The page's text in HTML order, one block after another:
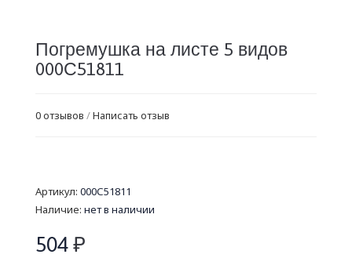
Погремушка на листе 5 видов
000С51811
0 отзывов /Написать отзыв
Артикул: 000С51811
Наличие: нет в наличии
504₽